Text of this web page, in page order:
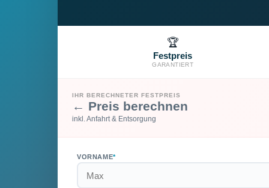
🏆
Festpreis
GARANTIERT
IHR BERECHNETER FESTPREIS
← Preis berechnen
inkl. Anfahrt & Entsorgung
VORNAME*